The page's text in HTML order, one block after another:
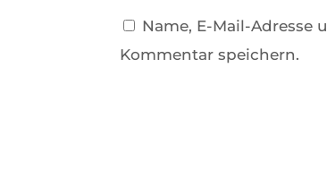
Name, E-Mail-Adresse
Kommentar speichern.